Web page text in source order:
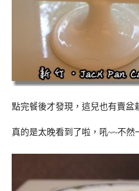
點完餐後才發現，這兒也有賣盆
真的是太晚看到了啦，吼~~不